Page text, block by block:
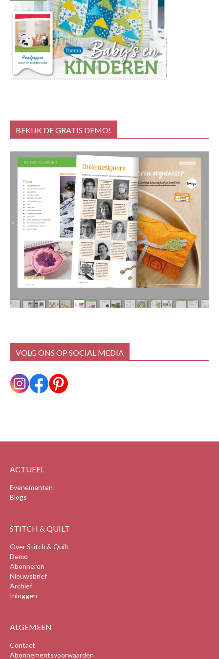
BEKIJK DE GRATIS DEMO!
VOLG ONS OP SOCIAL MEDIA
ACTUEEL
Evenementen
Blogs
STITCH & QUILT
Over Stitch & Quilt
Demo
Abonneren
Nieuwsbrief
Archief
Inloggen
ALGEMEEN
Contact
Abonnementsvoorwaarden